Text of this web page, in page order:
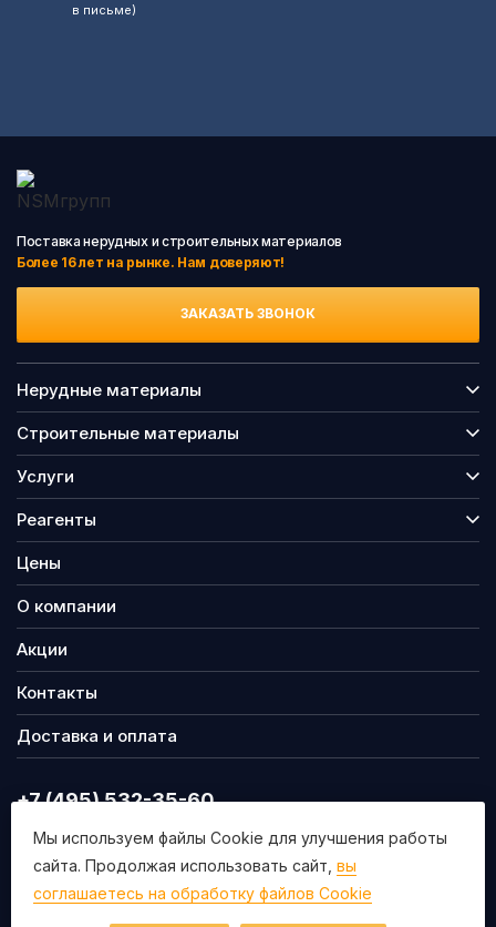
в письме)
Поставка нерудных и строительных материалов
Более 16 лет на рынке. Нам доверяют!
ЗАКАЗАТЬ ЗВОНОК
Нерудные материалы
Строительные материалы
Услуги
Реагенты
Цены
О компании
Акции
Контакты
Доставка и оплата
+7 (495) 532-35-60
info@nsmgr.ru
140009, г. Люберцы, Митрофанова 20а.
Мы используем файлы Cookie для улучшения работы
сайта. Продолжая использовать сайт, вы
соглашаетесь на обработку файлов Cookie